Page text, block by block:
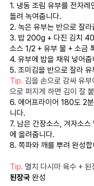
1. 냉동 조림 유부를 전자
돌려 녹여줍니다.
2. 녹은 유부는 반으로 잘라
3. 밥 200g + 다진 김치
소스 1/2 + 유부 물 + 소금
4. 유부에 밥을 채워 넣어줍
5. 조미김을 반으로 잘라
Tip. 김을 손으로 감싸 유
으로 퍼지게 하면 김이 잘
6. 에어프라이어 180도 2
니다.
7. 남은 간장소스, 겨자소
에 올려줍니다.
8. 쪽파와 깨를 뿌려 완성합
Tip. 멸치 다시마 육수 +
된장국 완성